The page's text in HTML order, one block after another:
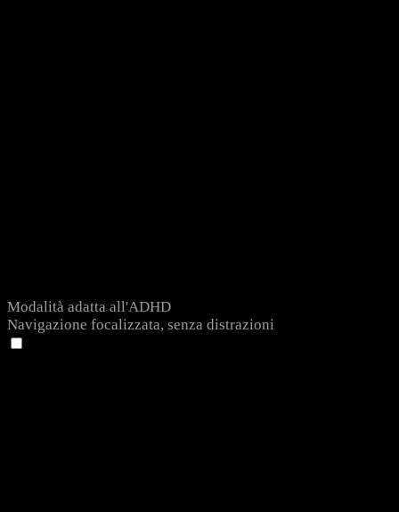
Modalità adatta all'ADHD
Navigazione focalizzata, senza distrazioni